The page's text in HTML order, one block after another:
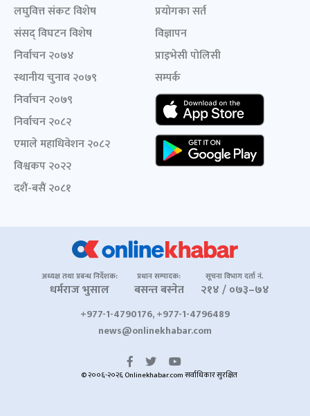
लघुवित्त संकट विशेष
संसद् विघटन विशेष
निर्वाचन २०७४
स्थानीय चुनाव २०७९
निर्वाचन २०७९
निर्वाचन २०८२
एमाले महाधिवेशन २०८२
विश्वकप २०२२
दशैं-बसैं २०८१
प्रयोगका सर्त
विज्ञापन
प्राइभेसी पोलिसी
सम्पर्क
अध्यक्ष तथा प्रबन्ध निर्देशक:
धर्मराज भुसाल
प्रधान सम्पादक:
बसन्त बस्नेत
सूचना विभाग दर्ता नं.
२१४ / ०७३–७४
+977-1-4790176, +977-1-4796489
news@onlinekhabar.com
© २००६-२०२६ Onlinekhabar.com सर्वाधिकार सुरक्षित